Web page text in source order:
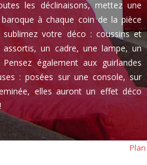
les déclinaisons, mettez une
à chaque coin de la pièce
votre déco : coussins et
assortis, un cadre, une lampe, un
Pensez également aux guirlandes
: posées sur une console, sur
elles auront un effet déco